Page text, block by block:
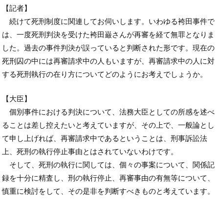
【記者】
続けて死刑制度に関連してお伺いします。いわゆる袴田事件で
は、一度死刑判決を受けた袴田巌さんが再審を経て無罪となりま
した。過去の事件判決が誤っていると判断された形です。現在の
死刑囚の中には再審請求中の人もいますが、再審請求中の人に対
する死刑執行の在り方についてどのようにお考えでしょうか。
【大臣】
個別事件における判決について、法務大臣としての所感を述べ
ることは差し控えたいと考えていますが、その上で、一般論とし
て申し上げれば、再審請求中であるということは、刑事訴訟法
上、死刑の執行停止事由とはされていないわけです。
そして、死刑の執行に関しては、個々の事案について、関係記
録を十分に精査し、刑の執行停止、再審事由の有無等について、
慎重に検討をして、その是非を判断すべきものと考えています。